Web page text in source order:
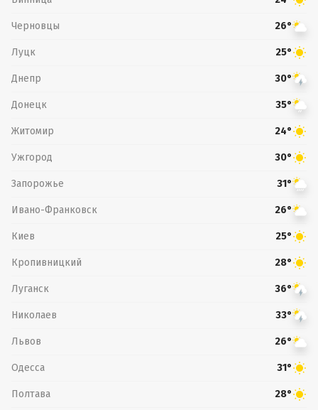
Черновцы 26°
Луцк 25°
Днепр 30°
Донецк 35°
Житомир 24°
Ужгород 30°
Запорожье 31°
Ивано-Франковск 26°
Киев 25°
Кропивницкий 28°
Луганск 36°
Николаев 33°
Львов 26°
Одесса 31°
Полтава 28°